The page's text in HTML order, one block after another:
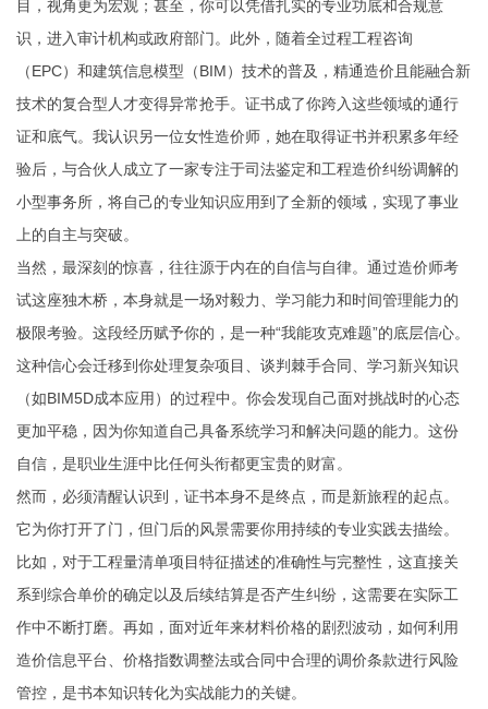
目，视角更为宏观；甚至，你可以凭借扎实的专业功底和合规意
识，进入审计机构或政府部门。此外，随着全过程工程咨询
（EPC）和建筑信息模型（BIM）技术的普及，精通造价且能融合新
技术的复合型人才变得异常抢手。证书成了你跨入这些领域的通行
证和底气。我认识另一位女性造价师，她在取得证书并积累多年经
验后，与合伙人成立了一家专注于司法鉴定和工程造价纠纷调解的
小型事务所，将自己的专业知识应用到了全新的领域，实现了事业
上的自主与突破。
当然，最深刻的惊喜，往往源于内在的自信与自律。通过造价师考
试这座独木桥，本身就是一场对毅力、学习能力和时间管理能力的
极限考验。这段经历赋予你的，是一种“我能攻克难题”的底层信心。
这种信心会迁移到你处理复杂项目、谈判棘手合同、学习新兴知识
（如BIM5D成本应用）的过程中。你会发现自己面对挑战时的心态
更加平稳，因为你知道自己具备系统学习和解决问题的能力。这份
自信，是职业生涯中比任何头衔都更宝贵的财富。
然而，必须清醒认识到，证书本身不是终点，而是新旅程的起点。
它为你打开了门，但门后的风景需要你用持续的专业实践去描绘。
比如，对于工程量清单项目特征描述的准确性与完整性，这直接关
系到综合单价的确定以及后续结算是否产生纠纷，这需要在实际工
作中不断打磨。再如，面对近年来材料价格的剧烈波动，如何利用
造价信息平台、价格指数调整法或合同中合理的调价条款进行风险
管控，是书本知识转化为实战能力的关键。